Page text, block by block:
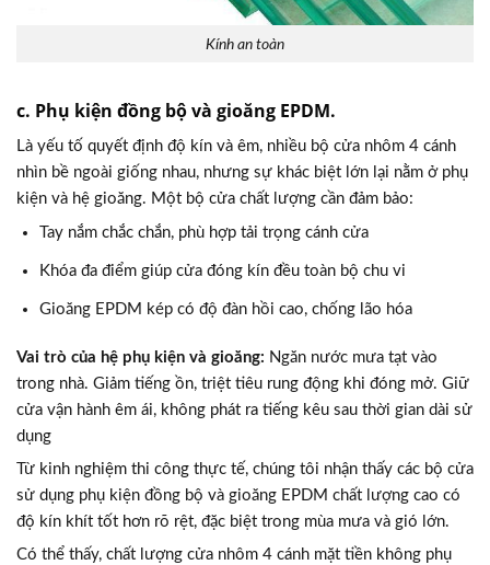
Kính an toàn
c. Phụ kiện đồng bộ và gioăng EPDM.
Là yếu tố quyết định độ kín và êm, nhiều bộ cửa nhôm 4 cánh
nhìn bề ngoài giống nhau, nhưng sự khác biệt lớn lại nằm ở phụ
kiện và hệ gioăng. Một bộ cửa chất lượng cần đảm bảo:
Tay nắm chắc chắn, phù hợp tải trọng cánh cửa
Khóa đa điểm giúp cửa đóng kín đều toàn bộ chu vi
Gioăng EPDM kép có độ đàn hồi cao, chống lão hóa
Vai trò của hệ phụ kiện và gioăng: Ngăn nước mưa tạt vào
trong nhà. Giảm tiếng ồn, triệt tiêu rung động khi đóng mở. Giữ
cửa vận hành êm ái, không phát ra tiếng kêu sau thời gian dài sử
dụng
Từ kinh nghiệm thi công thực tế, chúng tôi nhận thấy các bộ cửa
sử dụng phụ kiện đồng bộ và gioăng EPDM chất lượng cao có
độ kín khít tốt hơn rõ rệt, đặc biệt trong mùa mưa và gió lớn.
Có thể thấy, chất lượng cửa nhôm 4 cánh mặt tiền không phụ